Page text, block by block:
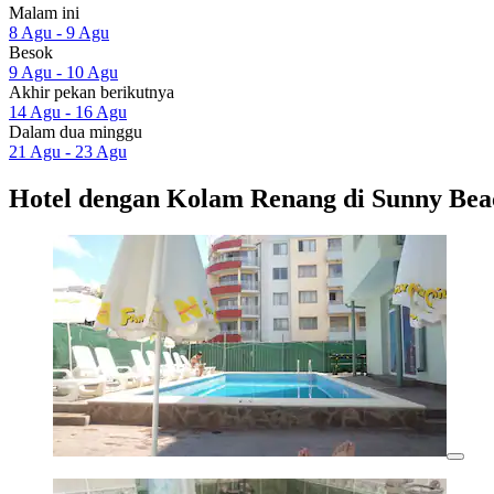
Malam ini
8 Agu - 9 Agu
Besok
9 Agu - 10 Agu
Akhir pekan berikutnya
14 Agu - 16 Agu
Dalam dua minggu
21 Agu - 23 Agu
Hotel dengan Kolam Renang di Sunny